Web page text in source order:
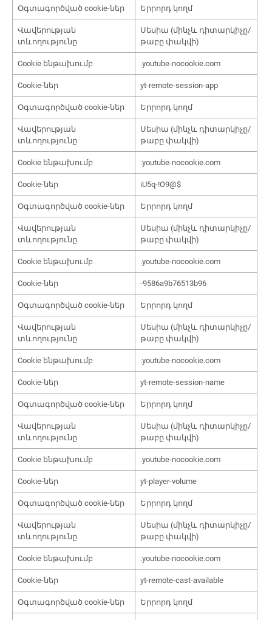
Օգտագործված cookie-ներ Երրորդ կողմ
Վավերության
տևողությունը
Սեսիա (մինչև դիտարկիչը/
թաբը փակվի)
Cookie ենթախումբ .youtube-nocookie.com
Cookie-ներ yt-remote-session-app
Օգտագործված cookie-ներ Երրորդ կողմ
Վավերության
տևողությունը
Սեսիա (մինչև դիտարկիչը/
թաբը փակվի)
Cookie ենթախումբ .youtube-nocookie.com
Cookie-ներ iU5q-!O9@$
Օգտագործված cookie-ներ Երրորդ կողմ
Վավերության
տևողությունը
Սեսիա (մինչև դիտարկիչը/
թաբը փակվի)
Cookie ենթախումբ .youtube-nocookie.com
Cookie-ներ -9586a9b76513b96
Օգտագործված cookie-ներ Երրորդ կողմ
Վավերության
տևողությունը
Սեսիա (մինչև դիտարկիչը/
թաբը փակվի)
Cookie ենթախումբ .youtube-nocookie.com
Cookie-ներ yt-remote-session-name
Օգտագործված cookie-ներ Երրորդ կողմ
Վավերության
տևողությունը
Սեսիա (մինչև դիտարկիչը/
թաբը փակվի)
Cookie ենթախումբ .youtube-nocookie.com
Cookie-ներ yt-player-volume
Օգտագործված cookie-ներ Երրորդ կողմ
Վավերության
տևողությունը
Սեսիա (մինչև դիտարկիչը/
թաբը փակվի)
Cookie ենթախումբ .youtube-nocookie.com
Cookie-ներ yt-remote-cast-available
Օգտագործված cookie-ներ Երրորդ կողմ